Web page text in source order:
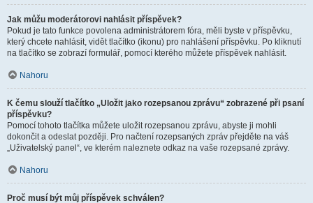
Jak můžu moderátorovi nahlásit příspěvek?
Pokud je tato funkce povolena administrátorem fóra, měli byste v příspěvku,
který chcete nahlásit, vidět tlačítko (ikonu) pro nahlášení příspěvku. Po kliknutí
na tlačítko se zobrazí formulář, pomocí kterého můžete příspěvek nahlásit.
Nahoru
K čemu slouží tlačítko „Uložit jako rozepsanou zprávu“ zobrazené při psaní
příspěvku?
Pomocí tohoto tlačítka můžete uložit rozepsanou zprávu, abyste ji mohli
dokončit a odeslat později. Pro načtení rozepsaných zpráv přejděte na váš
„Uživatelský panel“, ve kterém naleznete odkaz na vaše rozepsané zprávy.
Nahoru
Proč musí být můj příspěvek schválen?